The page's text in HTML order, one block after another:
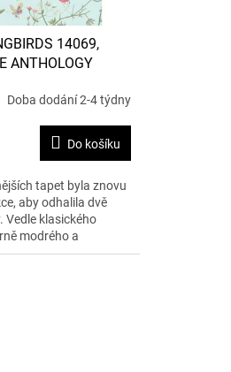
14069,
ANTHOLOGY
Doba dodání 2-4 týdny
Do košíku
tapet byla znovu
aby odhalila dvě
Vedle klasického
modrého a
jsou dvě...